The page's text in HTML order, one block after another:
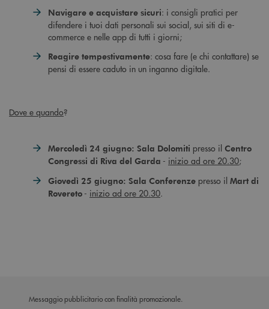
Navigare e acquistare sicuri: i consigli pratici per
difendere i tuoi dati personali sui social, sui siti di e-
commerce e nelle app di tutti i giorni;
Reagire tempestivamente: cosa fare (e chi contattare) se
pensi di essere caduto in un inganno digitale.
Dove e quando?
Mercoledì 24 giugno: Sala Dolomiti presso il Centro
Congressi di Riva del Garda - inizio ad ore 20.30;
Giovedì 25 giugno: Sala Conferenze presso il Mart di
Rovereto - inizio ad ore 20.30.
Messaggio pubblicitario con finalità promozionale.